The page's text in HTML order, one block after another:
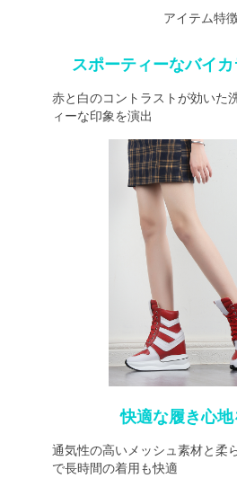
アイテム特
スポーティーなバイ
赤と白のコントラストが効いた
ィーな印象を演出
快適な履き心
通気性の高いメッシュ素材と柔
で長時間の着用も快適